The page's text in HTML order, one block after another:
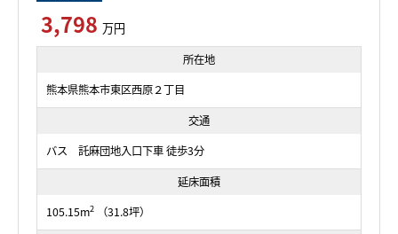
3,798 万円
所在地
熊本県熊本市東区西原２丁目
交通
バス 託麻団地入口下車 徒歩3分
延床面積
105.15m2
（31.8坪）